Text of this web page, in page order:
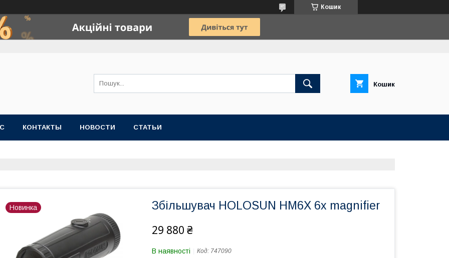
Кошик
Кошик
КОНТАКТЫ НОВОСТИ СТАТЬИ
Новинка Збільшувач HOLOSUN HM6X 6x magnifier
29 880 ₴
В наявності Код: 747090